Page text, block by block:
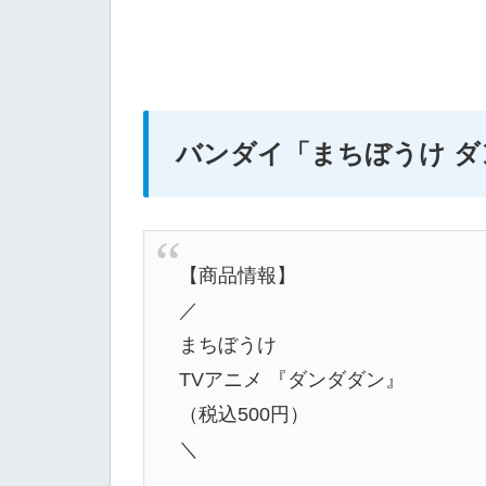
バンダイ 「まちぼうけ ダ
【商品情報】
／
まちぼうけ
TVアニメ 『ダンダダン』
（税込500円）
＼